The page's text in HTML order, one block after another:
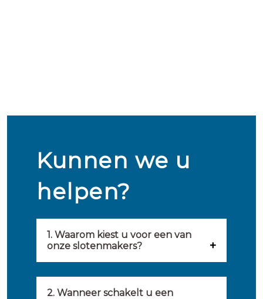
Kunnen we u
helpen?
1. Waarom kiest u voor een van
onze slotenmakers?
geselecteerd op kwaliteit,
2. Wanneer schakelt u een